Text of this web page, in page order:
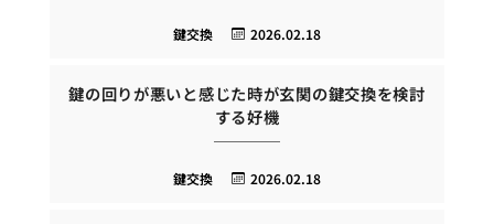
2026.02.18
鍵交換
鍵の回りが悪いと感じた時が玄関の鍵交換を検討
する好機
2026.02.18
鍵交換